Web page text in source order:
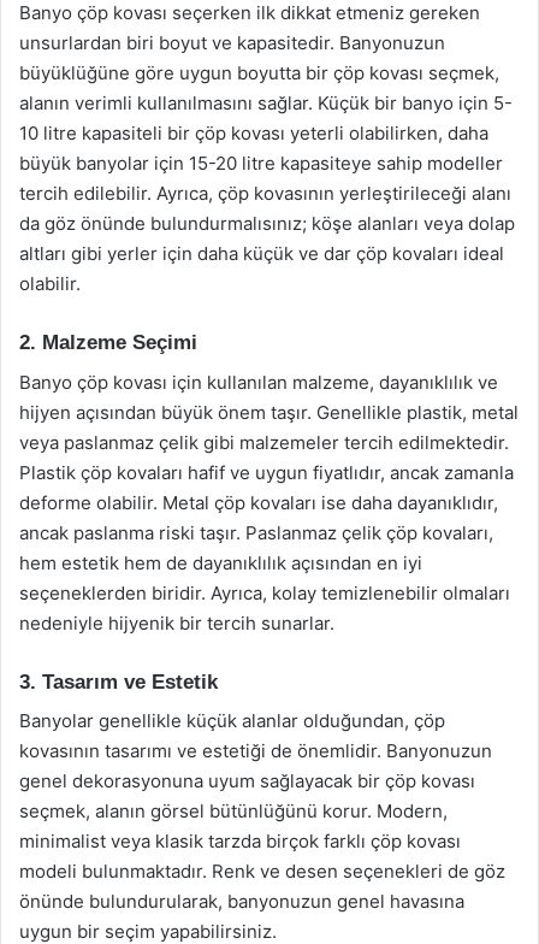
Banyo çöp kovası seçerken ilk dikkat etmeniz gereken
unsurlardan biri boyut ve kapasitedir. Banyonuzun
büyüklüğüne göre uygun boyutta bir çöp kovası seçmek,
alanın verimli kullanılmasını sağlar. Küçük bir banyo için 5-
10 litre kapasiteli bir çöp kovası yeterli olabilirken, daha
büyük banyolar için 15-20 litre kapasiteye sahip modeller
tercih edilebilir. Ayrıca, çöp kovasının yerleştirileceği alanı
da göz önünde bulundurmalısınız; köşe alanları veya dolap
altları gibi yerler için daha küçük ve dar çöp kovaları ideal
olabilir.
2. Malzeme Seçimi
Banyo çöp kovası için kullanılan malzeme, dayanıklılık ve
hijyen açısından büyük önem taşır. Genellikle plastik, metal
veya paslanmaz çelik gibi malzemeler tercih edilmektedir.
Plastik çöp kovaları hafif ve uygun fiyatlıdır, ancak zamanla
deforme olabilir. Metal çöp kovaları ise daha dayanıklıdır,
ancak paslanma riski taşır. Paslanmaz çelik çöp kovaları,
hem estetik hem de dayanıklılık açısından en iyi
seçeneklerden biridir. Ayrıca, kolay temizlenebilir olmaları
nedeniyle hijyenik bir tercih sunarlar.
3. Tasarım ve Estetik
Banyolar genellikle küçük alanlar olduğundan, çöp
kovasının tasarımı ve estetiği de önemlidir. Banyonuzun
genel dekorasyonuna uyum sağlayacak bir çöp kovası
seçmek, alanın görsel bütünlüğünü korur. Modern,
minimalist veya klasik tarzda birçok farklı çöp kovası
modeli bulunmaktadır. Renk ve desen seçenekleri de göz
önünde bulundurularak, banyonuzun genel havasına
uygun bir seçim yapabilirsiniz.